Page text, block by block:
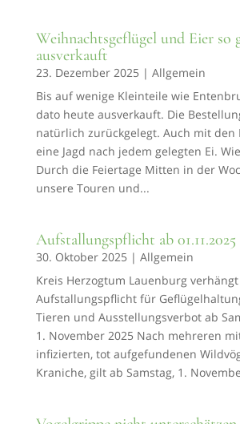
Weihnachtsgeflügel und Eier so
ausverkauft
23. Dezember 2025 | Allgemein
Bis auf wenige Kleinteile wie
dato heute ausverkauft. Die
natürlich zurückgelegt. Auch mit den
eine Jagd nach jedem gelegten Ei.
Durch die Feiertage Mitten in der
unsere Touren und...
Aufstallungspflicht ab 01.11.2025
30. Oktober 2025 | Allgemein
Kreis Herzogtum Lauenburg verhängt
Aufstallungspflicht für
Tieren und Ausstellungsverbot ab
1. November 2025 Nach mehreren
infizierten, tot aufgefundenen
Kraniche, gilt ab Samstag, 1.